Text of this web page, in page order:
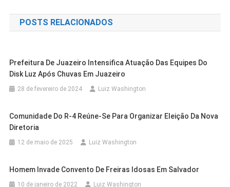
de
Post
POSTS RELACIONADOS
Prefeitura De Juazeiro Intensifica Atuação Das Equipes Do
Disk Luz Após Chuvas Em Juazeiro
28 de fevereiro de 2024 Luiz Washington
Comunidade Do R-4 Reúne-Se Para Organizar Eleição Da Nova
Diretoria
12 de maio de 2025 Luiz Washington
Homem Invade Convento De Freiras Idosas Em Salvador
10 de janeiro de 2022 Luiz Washington
NEAM De Casa Nova Entra Em Fase
Cidades Outras Cidades
Cidades
Outras Cidades